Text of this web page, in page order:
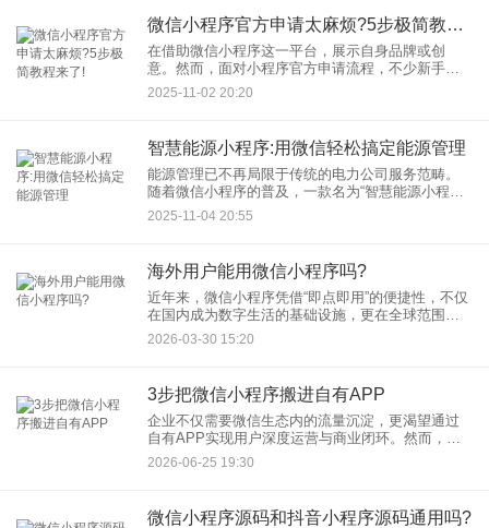
微信小程序官方申请太麻烦?5步极简教程来了!
在借助微信小程序这一平台，展示自身品牌或创
意。然而，面对小程序官方申请流程，不少新手却
感到一头雾水，甚至因为流程繁琐而望而却步。别
担心，今天我们为你呈上一篇超实用的微信小程序
2025-11-02 20:20
智慧能源小程序:用微信轻松搞定能源管理
能源管理已不再局限于传统的电力公司服务范畴。
随着微信小程序的普及，一款名为“智慧能源小程
序”的创新工具正悄然改变着人们的能源管理方式，
真正让“用微信搞定能源管理”的愿景成为现实。本文
2025-11-04 20:55
海外用户能用微信小程序吗?
近年来，微信小程序凭借“即点即用”的便捷性，不仅
在国内成为数字生活的基础设施，更在全球范围内
快速渗透。截至2026年3月，微信小程序已覆盖全球
100个国家和地区，支持108个细分行业，全年跨境
2026-03-30 15:20
3步把微信小程序搬进自有APP
企业不仅需要微信生态内的流量沉淀，更渴望通过
自有APP实现用户深度运营与商业闭环。然而，重
新开发APP成本高、周期长，快速将微信小程序“搬
进”自有APP成为关键。本文将结合主流技术方案，
2026-06-25 19:30
微信小程序源码和抖音小程序源码通用吗?